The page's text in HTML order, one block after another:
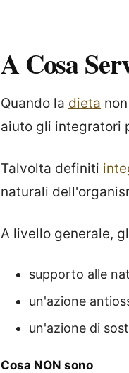
A Cosa
Quando la dieta
aiuto gli integratori
Talvolta definiti
naturali
A livello generale,
supporto alle
un'azione
un'azione di
Cosa NON sono